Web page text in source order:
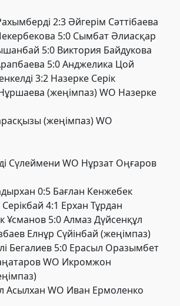
2:3 Әйгерім Сәттібаева
5:0 Сымбат Әлиасқар
5:0 Виктория Байдукова
5:0 Анджелика Цой
3:2 Назерке Серік
(жеңімпаз) WO Назерке
(жеңімпаз) WO
Сүлеймени WO Нұрзат Оңғаров
0:5 Бағлан Кенжебек
4:1 Ерхан Тұрдан
Ұсманов 5:0 Алмаз Дүйсенқұл
Елнұр Сүйінбай (жеңімпаз)
Бегалиев 5:0 Ерасыл Оразымбет
WO Икромжон
Асылхан WO Иван Ермоленко